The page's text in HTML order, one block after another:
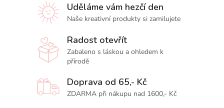
Uděláme vám hezčí den
Naše kreativní produkty si zamilujete
Radost otevřít
Zabaleno s láskou a ohledem k
přírodě
Doprava od 65,- Kč
ZDARMA při nákupu nad 1600,- Kč